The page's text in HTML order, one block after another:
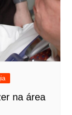
na área